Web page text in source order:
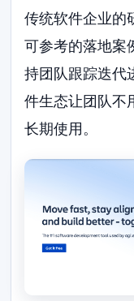
传统软件企业的
可参考的落地案
持团队跟踪迭代
件生态让团队不
长期使用。